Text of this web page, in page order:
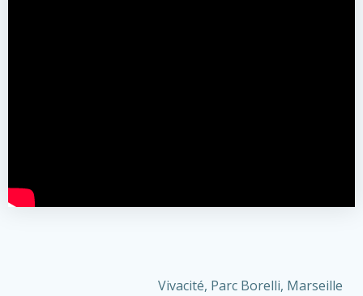
Vivacité, Parc Borelli, Marseille